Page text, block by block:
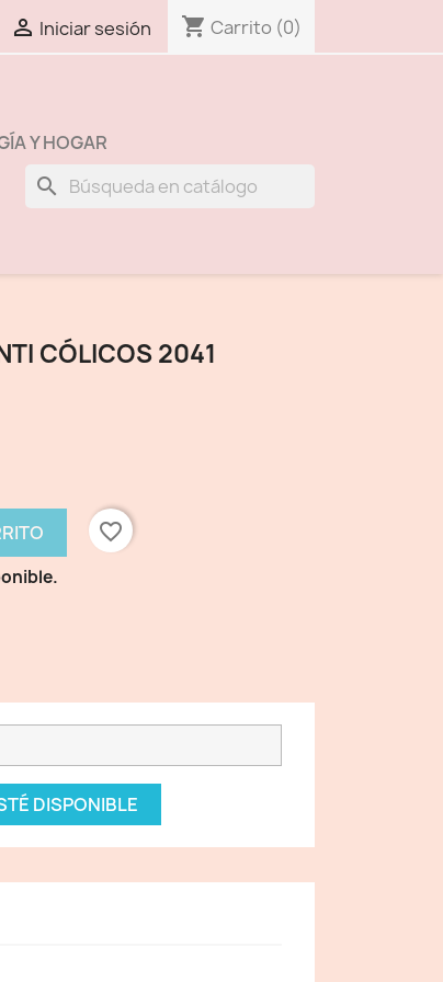
 Iniciar sesión shopping_cart Carrito (0)
Y HOGAR
search
CÓLICOS 2041
favorite_border
DISPONIBLE